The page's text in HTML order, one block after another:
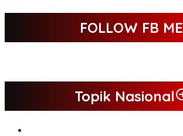
FOLLOW FB ME
Topik Nasional